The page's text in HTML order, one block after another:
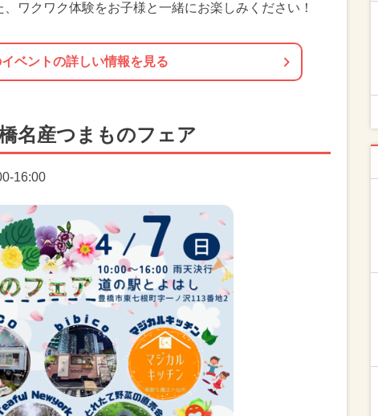
ワクワク体験をお子様と一緒にお楽しみください！
イベントの詳しい情報を見る
名産つまものフェア
16:00